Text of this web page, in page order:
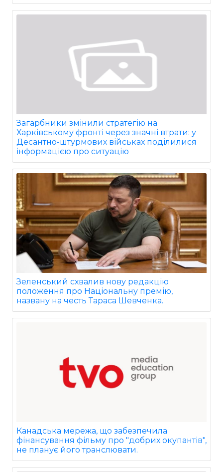
Загарбники змінили стратегію на
Харківському фронті через значні втрати: у
Десантно-штурмових військах поділилися
інформацією про ситуацію
Зеленський схвалив нову редакцію
положення про Національну премію,
названу на честь Тараса Шевченка.
Канадська мережа, що забезпечила
фінансування фільму про "добрих окупантів",
не планує його транслювати.